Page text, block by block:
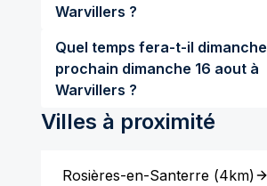
Warvillers ?
Quel temps fera-t-il dimanche
prochain dimanche 16 aout à
Warvillers ?
Villes à proximité
Rosières-en-Santerre(4km)